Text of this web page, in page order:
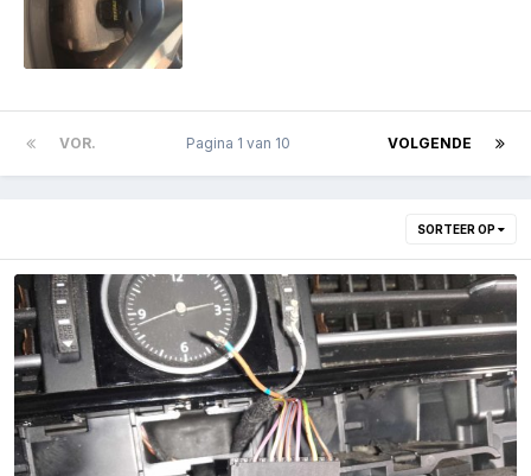
VOR. VOLGENDE
Pagina 1 van 10
SORTEER OP